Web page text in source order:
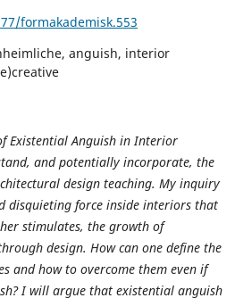
formakademisk.553
anguish, interior
Existential Anguish in Interior
and potentially incorporate, the
design teaching. My inquiry
disquieting force inside interiors that
stimulates, the growth of
design. How can one define the
and how to overcome them even if
I will argue that existential anguish